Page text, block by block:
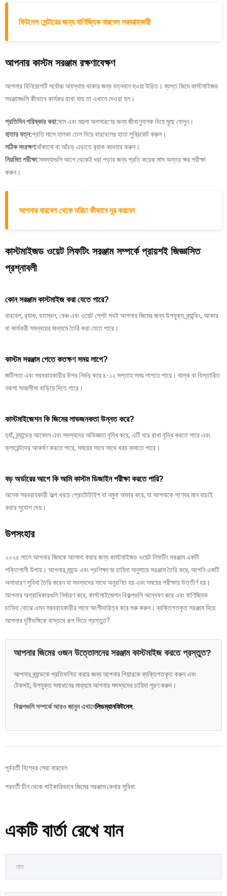
ফিটনেস সেন্টারের জন্য বাণিজ্যিক বারবেল সরবরাহকারী
আপনার কাস্টম সরঞ্জাম রক্ষণাবেক্ষণ
আপনার বিনিয়োগটি সর্বোচ্চ অবস্থায় থাকার জন্য যত্নবান হওয়া উচিত। ব্যস্ত জিমে কাস্টমাইজড
সরঞ্জামগুলি কীভাবে কার্যকর রাখা যায় তা এখানে দেওয়া হল।
প্রতিদিন পরিষ্কার করা:ঘাম এবং ময়লা অপসারণের জন্য জীবাণুনাশক দিয়ে মুছে ফেলুন।
হাতার যত্ন:প্রতি মাসে হালকা তেল দিয়ে বারবেলের হাতা লুব্রিকেট করুন।
সঠিক সংরক্ষণ:বাঁকানো বা আঁচড় এড়াতে র‍্যাক ব্যবহার করুন।
নিয়মিত পরীক্ষা:সমস্যাগুলি আগে থেকেই ধরা পড়ার জন্য প্রতি কয়েক মাস অন্তর ক্ষয় পরীক্ষা
করুন।
আপনার বারবেল থেকে মরিচা কীভাবে দূর করবেন
কাস্টমাইজড ওয়েট লিফটিং সরঞ্জাম সম্পর্কে প্রায়শই জিজ্ঞাসিত
প্রশ্নাবলী
কোন সরঞ্জাম কাস্টমাইজ করা যেতে পারে?
বারবেল, র‍্যাক, ডাম্বেল, বেঞ্চ এবং ওয়েট প্লেট সবই আপনার জিমের জন্য উপযুক্ত ব্র্যান্ডিং, আকার
বা কার্যকরী সমন্বয়ের মাধ্যমে তৈরি করা যেতে পারে।
কাস্টম সরঞ্জাম পেতে কতক্ষণ সময় লাগে?
জটিলতা এবং সরবরাহকারীর উপর নির্ভর করে ৪-১২ সপ্তাহ সময় লাগতে পারে। বাল্ক বা বিস্তারিত
নকশা সময়সীমা বাড়িয়ে দিতে পারে।
কাস্টমাইজেশন কি জিমের লাভজনকতা উন্নত করে?
হ্যাঁ, ব্র্যান্ডের আবেদন এবং সদস্যদের অভিজ্ঞতা বৃদ্ধি করে, এটি ধরে রাখা বৃদ্ধি করতে পারে এবং
ক্লায়েন্টদের আকর্ষণ করতে পারে, সময়ের সাথে সাথে খরচ কমাতে পারে।
বড় অর্ডারের আগে কি আমি কাস্টম ডিজাইন পরীক্ষা করতে পারি?
অনেক সরবরাহকারী অল্প খরচে প্রোটোটাইপ বা নমুনা অফার করে, যা আপনাকে পণ্যের মান যাচাই
করার সুযোগ দেয়।
উপসংহার
২০২৫ সালে আপনার জিমকে আলাদা করার জন্য কাস্টমাইজড ওয়েট লিফটিং সরঞ্জাম একটি
শক্তিশালী উপায়। আপনার ব্র্যান্ড এবং প্রশিক্ষণের চাহিদা অনুসারে সরঞ্জাম তৈরি করে, আপনি একটি
অসাধারণ সুবিধা তৈরি করেন যা সদস্যদের সাথে অনুরণিত হয় এবং সময়ের পরীক্ষায় উত্তীর্ণ হয়।
আপনার অগ্রাধিকারগুলি নির্ধারণ করে, কাস্টমাইজেশন বিকল্পগুলি অন্বেষণ করে এবং বাণিজ্যিক
চাহিদা বোঝে এমন সরবরাহকারীর সাথে অংশীদারিত্ব করে শুরু করুন। ব্যক্তিগতকৃত সরঞ্জাম দিয়ে
আপনার দৃষ্টিভঙ্গিকে বাস্তবে রূপ দিতে প্রস্তুত?
আপনার জিমের ওজন উত্তোলনের সরঞ্জাম কাস্টমাইজ করতে প্রস্তুত?
আপনার ব্র্যান্ডকে প্রতিফলিত করার জন্য আপনার গিয়ারকে ব্যক্তিগতকৃত করুন এবং
টেকসই, উপযুক্ত সমাধানের মাধ্যমে আপনার সদস্যদের চাহিদা পূরণ করুন।
বিকল্পগুলি সম্পর্কে আরও জানুন এখানেলিডম্যানফিটনেস.
পূর্ববর্তী:বিশ্বের সেরা বারবেল
পরবর্তী:চীন থেকে পাইকারিভাবে জিমের সরঞ্জাম কেনার সুবিধা
একটি বার্তা রেখে যান